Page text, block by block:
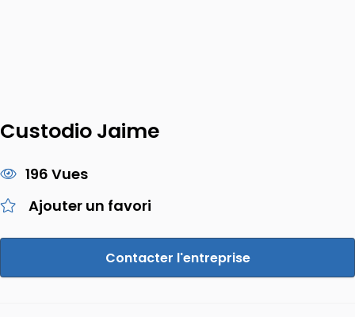
Custodio Jaime
196 Vues
Ajouter un favori
Contacter l'entreprise